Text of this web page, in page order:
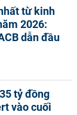
từ kinh
2026:
dẫn đầu
tỷ đồng
vào cuối